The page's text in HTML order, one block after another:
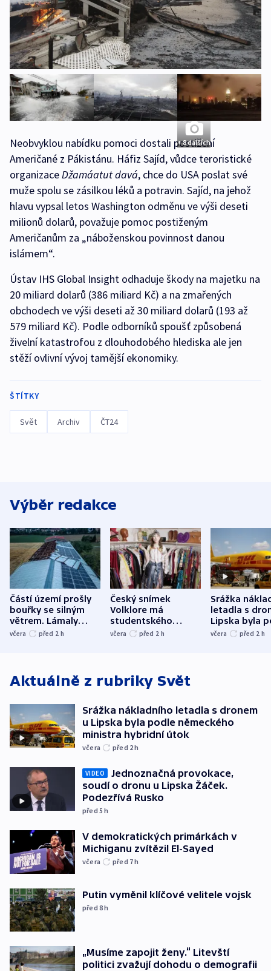
+ 8 dalších
Neobvyklou nabídku pomoci dostali postižení
Američané z Pákistánu. Háfiz Sajíd, vůdce teroristické
organizaceDžamáatut davá, chce do USA poslat své
muže spolu se zásilkou léků a potravin. Sajíd, na jehož
hlavu vypsal letos Washington odměnu ve výši deseti
milionů dolarů, považuje pomoc postiženým
Američanům za „náboženskou povinnost danou
islámem“.
Ústav IHS Global Insight odhaduje škody na majetku na
20 miliard dolarů (386 miliard Kč) a na zmařených
obchodech ve výši deseti až 30 miliard dolarů (193 až
579 miliard Kč). Podle odborníků spoušť způsobená
živelní katastrofou z dlouhodobého hlediska ale jen
stěží ovlivní vývoj tamější ekonomiky.
ŠTÍTKY
Svět Archiv ČT24
Výběr redakce
Částí území prošly
bouřky se silným
větrem. Lámaly
stromy a poničily
včera před 2 h
Český snímek
Volklore má
studentského
Oscara, zabojuje o
včera před 2 h
Srážka
letadla s
Lipska byla
německého
včera před 2 h
Aktuálně z rubriky Svět
Srážka nákladního letadla s dronem
u Lipska byla podle německého
ministra hybridní útok
včera před 2h
VIDEO
Jednoznačná provokace,
soudí o dronu u Lipska Žáček.
Podezřívá Rusko
před 5h
V demokratických primárkách v
Michiganu zvítězil El-Sayed
včera před 7h
Putin vyměnil klíčové velitele vojsk
před 8h
„Musíme zapojit ženy.“ Litevští
politici zvažují dohodu o demografii